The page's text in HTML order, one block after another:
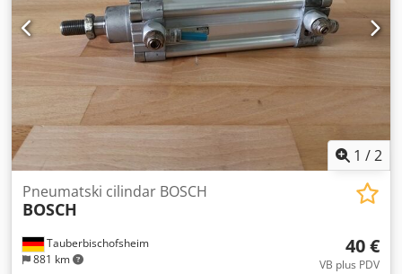
1 /2
Tauberbischofsheim
881 km
Pneumatski cilindar BOSCH
BOSCH
40 €
VB plus PDV